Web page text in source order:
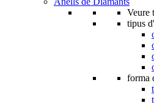
Veure
tipus
forma